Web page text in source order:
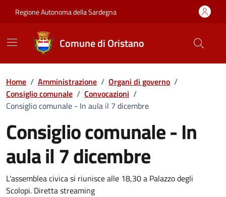
Regione Autonoma della Sardegna
Comune di Oristano
Home / Amministrazione / Organi di governo /
Consiglio comunale / Convocazioni /
Consiglio comunale - In aula il 7 dicembre
Consiglio comunale - In
aula il 7 dicembre
???portal.DettaglioConvocazione???
L'assemblea civica si riunisce alle 18,30 a Palazzo degli
Scolopi. Diretta streaming